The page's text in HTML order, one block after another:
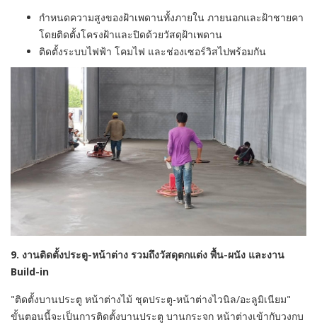
กำหนดความสูงของฝ้าเพดานทั้งภายใน ภายนอกและฝ้าชายคา
โดยติดตั้งโครงฝ้าและปิดด้วยวัสดุฝ้าเพดาน
ติดตั้งระบบไฟฟ้า โคมไฟ และช่องเซอร์วิสไปพร้อมกัน
9. งานติดตั้งประตู-หน้าต่าง รวมถึงวัสดุตกแต่ง พื้น-ผนัง และงาน
Build-in
"ติดตั้งบานประตู หน้าต่างไม้ ชุดประตู-หน้าต่างไวนิล/อะลูมิเนียม"
ขั้นตอนนี้จะเป็นการติดตั้งบานประตู บานกระจก หน้าต่างเข้ากับวงกบ